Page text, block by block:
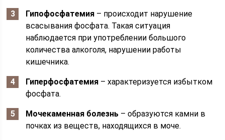
Гипофосфатемия – происходит нарушение
всасывания фосфата. Такая ситуация
наблюдается при употреблении большого
количества алкоголя, нарушении работы
кишечника.
Гиперфосфатемия – характеризуется избытком
фосфата.
Мочекаменная болезнь – образуются камни в
почках из веществ, находящихся в моче.